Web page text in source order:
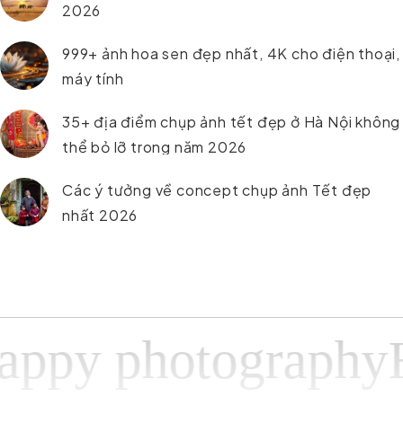
2026
999+ ảnh hoa sen đẹp nhất, 4K cho điện thoại,
máy tính
35+ địa điểm chụp ảnh tết đẹp ở Hà Nội không
thể bỏ lỡ trong năm 2026
Các ý tưởng về concept chụp ảnh Tết đẹp
nhất 2026